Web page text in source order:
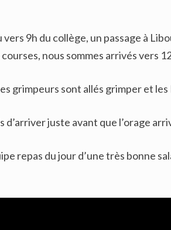
9h du collège, un passage à
nous sommes arrivés vers
grimpeurs sont allés grimper et
juste avant que l’orage
repas du jour d’une très bonne